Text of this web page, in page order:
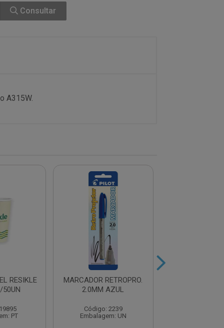
Consultar
A315W.
RESIKLE
50UN
PT
MARCADOR RETROPRO.
2.0MM AZUL
Código: 2239
Embalagem: UN